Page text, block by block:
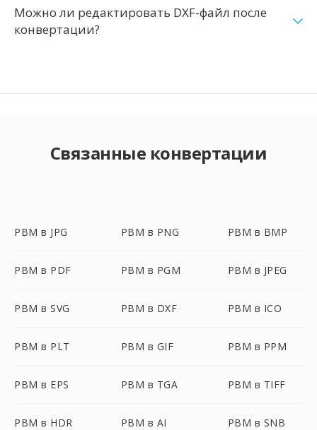
Можно ли редактировать DXF-файл после
конвертации?
Связанные конвертации
PBM в JPG PBM в PNG PBM в BMP
PBM в PDF PBM в PGM PBM в JPEG
PBM в SVG PBM в DXF PBM в ICO
PBM в PLT PBM в GIF PBM в PPM
PBM в EPS PBM в TGA PBM в TIFF
PBM в HDR PBM в AI PBM в SNB